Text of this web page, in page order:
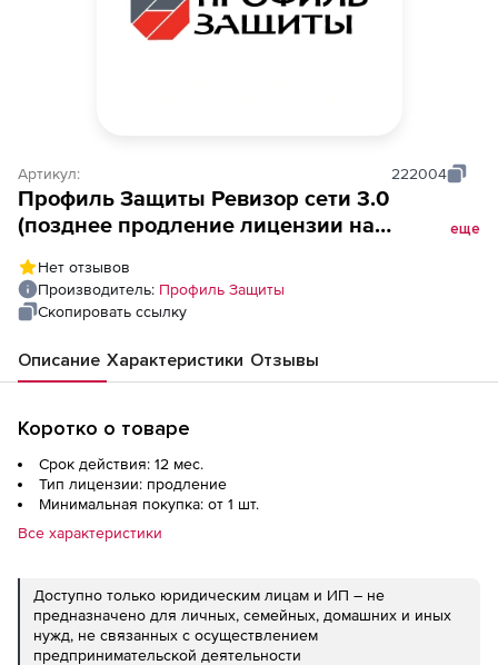
Артикул: 222004
Профиль Защиты Ревизор сети 3.0
(позднее продление лицензии на
на 1 год), на 1000 IP
еще
Нет отзывов
Производитель: Профиль Защиты
Скопировать ссылку
Описание Характеристики Отзывы
Коротко о товаре
Срок действия: 12 мес.
Тип лицензии: продление
Минимальная покупка: от 1 шт.
Все характеристики
Доступно только юридическим лицам и ИП – не
предназначено для личных, семейных, домашних и иных
нужд, не связанных с осуществлением
предпринимательской деятельности